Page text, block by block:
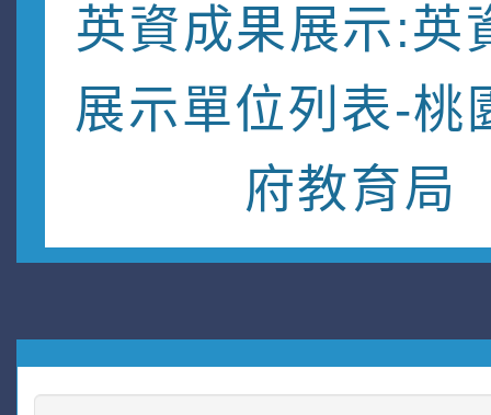
英資成果展示:英
展示單位列表-桃
府教育局